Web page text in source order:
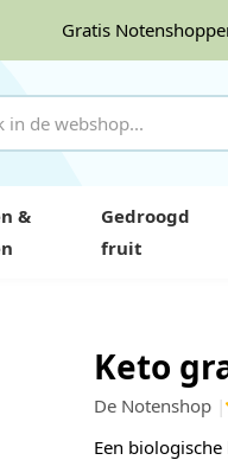
Gratis
&
Gedroogd
fruit
4
Keto
De Notenshop
Een